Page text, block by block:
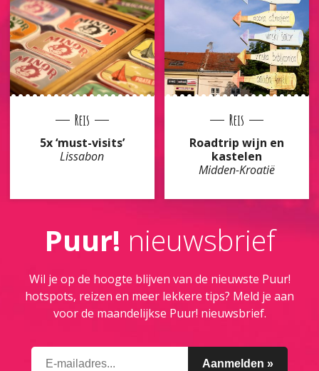
Reis
5x ‘must-visits’
Lissabon
Reis
Roadtrip wijn en
kastelen
Midden-Kroatië
Puur! nieuwsbrief
Wil je op de hoogte blijven van de nieuwste Puur!
hotspots, reizen en meer lekkere tips? Meld je aan
voor de maandelijkse Puur! nieuwsbrief.